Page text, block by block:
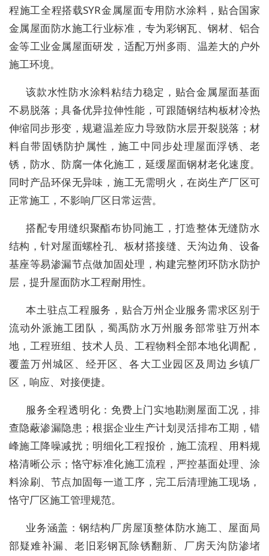
程施工全程搭载SYR金属屋面专用防水涂料，贴合国家
金属屋面防水施工行业标准，专为彩钢瓦、钢材、铝合
金等工业金属屋面研发，适配万州多雨、温差大的户外
施工环境。
该款水性防水涂料粘结力稳定，贴合金属屋面基面
不易脱落；具备优异拉伸性能，可跟随钢结构板材冷热
伸缩同步形变，规避温差应力导致防水层开裂脱落；材
料自带固锈防护属性，施工中同步处理屋面浮锈、老
锈，防水、防腐一体化施工，延缓屋面钢材老化速度。
同时产品环保无异味，施工无需明火，在岗生产厂区可
正常施工，不影响厂区日常运营。
搭配专用缝织聚酯布协同施工，打造整体无缝防水
结构，针对屋面螺栓孔、板材搭接缝、天沟边角、设备
基座等易渗漏节点做加固处理，构建完整闭环防水防护
层，提升屋面防水工程耐用性。
本土驻点工程服务，贴合万州企业服务需求区别于
流动外派施工团队，蜀禹防水万州服务部常驻万州本
地，工程班组、技术人员、工程物料全部本地化调配，
覆盖万州城区、经开区、各大工业园区及周边乡镇厂
区，响应、对接便捷。
服务全程透明化：免费上门实地勘测屋面工况，排
查隐蔽渗漏隐患；根据企业生产计划灵活排布工期，错
峰施工降噪减扰；明细化工程报价，施工流程、用料规
格清晰公示；恪守标准化施工流程，严控基面处理、涂
料涂刷、节点加固每一道工序，完工后清理施工现场，
恪守厂区施工管理规范。
业务涵盖：钢结构厂房屋顶整体防水施工、屋面局
部疑难补漏、老旧彩钢瓦除锈翻新、厂房天沟防渗堵